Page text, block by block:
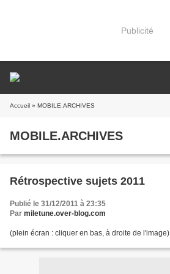
Publicité
Accueil » MOBILE.ARCHIVES
MOBILE.ARCHIVES
Rétrospective sujets 2011
Publié le 31/12/2011 à 23:35
Par miletune.over-blog.com
(plein écran : cliquer en bas, à droite de l'image)